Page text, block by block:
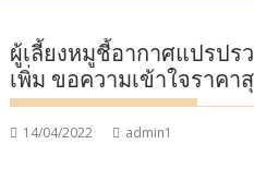
ผู้เลี้ยงหมูชี้อากาศแปรป
เพิ่ม ขอความเข้าใจราคา
14/04/2022 admin1